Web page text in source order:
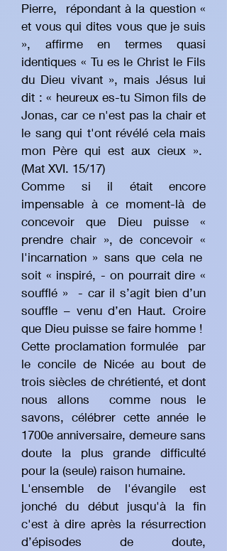
Pierre, répondant à la question «
et vous qui dites vous que je suis
», affirme en termes quasi
identiques « Tu es le Christ le Fils
du Dieu vivant », mais Jésus lui
dit : « heureux es-tu Simon fils de
Jonas, car ce n'est pas la chair et
le sang qui t'ont révélé cela mais
mon Père qui est aux cieux ».
(Mat XVI. 15/17)
Comme si il était encore
impensable à ce moment-là de
concevoir que Dieu puisse «
prendre chair », de concevoir «
l'incarnation » sans que cela ne
soit « inspiré, - on pourrait dire «
soufflé » - car il s’agit bien d’un
souffle – venu d’en Haut. Croire
que Dieu puisse se faire homme !
Cette proclamation formulée par
le concile de Nicée au bout de
trois siècles de chrétienté, et dont
nous allons comme nous le
savons, célébrer cette année le
1700e anniversaire, demeure sans
doute la plus grande difficulté
pour la (seule) raison humaine.
L'ensemble de l'évangile est
jonché du début jusqu'à la fin
c'est à dire après la résurrection
d’épisodes de doute,